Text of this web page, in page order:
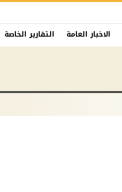
الاخبار العامة التقارير الخاصة